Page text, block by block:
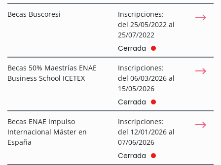
Becas Buscoresi
Inscripciones:
del 25/05/2022 al
25/07/2022
Cerrada
Becas 50% Maestrías ENAE
Business School ICETEX
Inscripciones:
del 06/03/2026 al
15/05/2026
Cerrada
Becas ENAE Impulso
Internacional Máster en
España
Inscripciones:
del 12/01/2026 al
07/06/2026
Cerrada